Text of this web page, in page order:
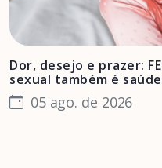
Dor, desejo e prazer:
sexual também é saúde
05 ago. de 2026